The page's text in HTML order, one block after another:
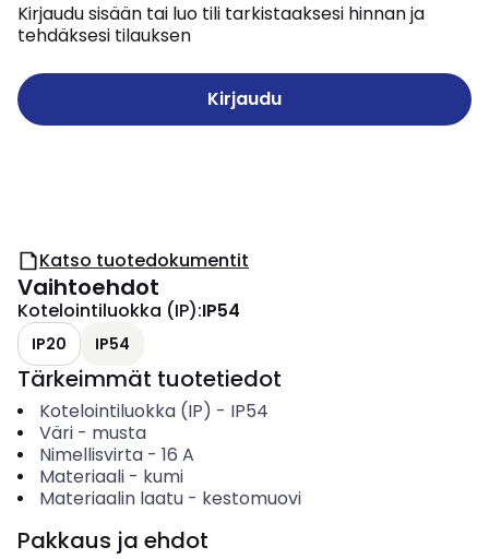
Kirjaudu sisään tai luo tili tarkistaaksesi hinnan ja
tehdäksesi tilauksen
Kirjaudu
Katso tuotedokumentit
Vaihtoehdot
Kotelointiluokka (IP):IP54
IP20 IP54
Tärkeimmät tuotetiedot
Kotelointiluokka (IP) - IP54
Väri- musta
Nimellisvirta- 16 A
Materiaali- kumi
Materiaalin laatu- kestomuovi
Pakkaus ja ehdot